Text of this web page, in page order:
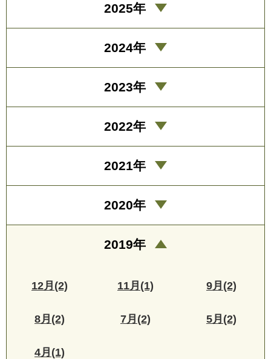
2025年
2024年
2023年
2022年
2021年
2020年
2019年
12月(2) 11月(1) 9月(2)
8月(2) 7月(2) 5月(2)
4月(1)